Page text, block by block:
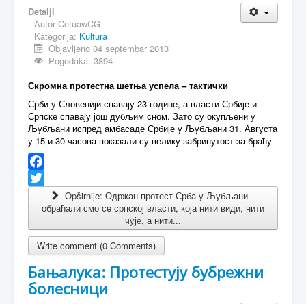
Detalji
Autor CetuawCG
Kategorija: Kultura
Objavljeno 04 septembar 2013
Pogodaka: 3894
Скромна протестна шетња успела – тактички
Срби у Словенији спавају 23 године, а власти Србије и
Српске спавају још дубљим сном. Зато су окупљени у
Љубљани испред амбасаде Србије у Љубљани 31. Августа
у 15 и 30 часова показали су велику забринутост за браћу
Facebook
Twitter
Opširnije: Одржан протест Срба у Љубљани –
обраћали смо се српској власти, која нити види, нити
чује, а нити...
Write comment (0 Comments)
Бањалука: Протестују бубрежни
болесници